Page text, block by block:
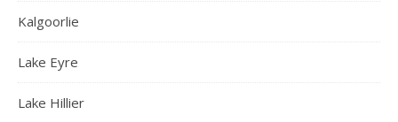
Kalgoorlie
Lake Eyre
Lake Hillier